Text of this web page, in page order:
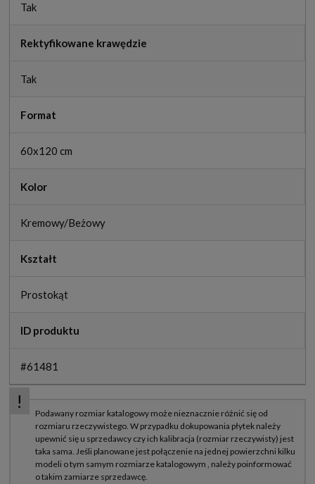
Tak
Rektyfikowane krawędzie
Tak
Format
60x120 cm
Kolor
Kremowy/Beżowy
Kształt
Prostokąt
ID produktu
#61481